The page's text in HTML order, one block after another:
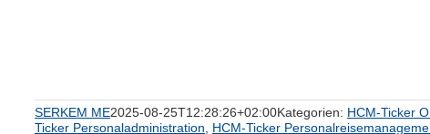
SERKEM ME2025-08-25T12:28:26+02:00Kategorien: HCM-Ticker
Ticker Personaladministration
HCM-Ticker